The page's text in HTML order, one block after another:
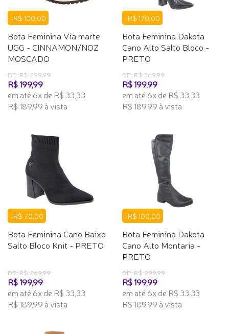
-R$ 100,00
Bota Feminina Via marte
UGG - CINNAMON/NOZ
MOSCADO
DE: R$ 299,99
R$ 199,99
em até 6x de R$ 33,33
R$ 189,99 à vista
-R$ 170,00
Bota Feminina Dakota
Cano Alto Salto Bloco -
PRETO
DE: R$ 369,99
R$ 199,99
em até 6x de R$ 33,33
R$ 189,99 à vista
-R$ 70,00
Bota Feminina Cano Baixo
Salto Bloco Knit - PRETO
DE: R$ 269,99
R$ 199,99
em até 6x de R$ 33,33
R$ 189,99 à vista
-R$ 100,00
Bota Feminina Dakota
Cano Alto Montaria -
PRETO
DE: R$ 299,99
R$ 199,99
em até 6x de R$ 33,33
R$ 189,99 à vista